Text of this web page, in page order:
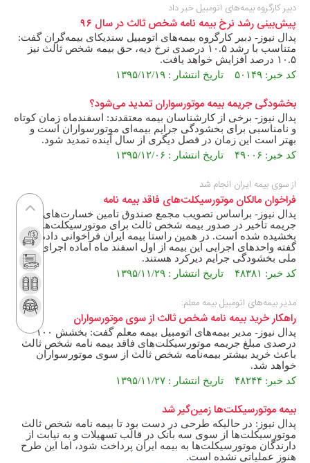
دبیر کارگروه بیمه‌های اتومبیل خبر داد
پیش‌بینی رشد نرخ بیمه نامه شخص ثالث در سال ۹۶
پدال نیوز- دبیر کارگروه بیمه‌های اتومبیل سندیکای بیمه‌گران گفت:
متناسب با رشد ۱۰.۵ درصدی نرخ دیه، حق بیمه شخص ثالث نیز
۱۰.۵ درصد افزایش خواهد یافت.
کد خبر: ۵۰۱۴۹ تاریخ انتشار : ۱۳۹۵/۱۲/۱۹
بخشودگی جریمه بیمه موتورسواران تمدید می‌شود؟
پدال نیوز- برخی از کارشناسان بیمه معتقدند: اسفند‌ماه زمان کوتاه
و نامناسبی برای بخشودگی جرایم بیمه‌ای موتورسواران است و
بهتر است این زمان در فصل دیگری از سال آینده تمدید شود.
کد خبر: ۴۹۰۰۶ تاریخ انتشار : ۱۳۹۵/۱۲/۰۶
از سوی بیمه ایران انجام شد
فراخوان مالکان موتورسیکلت‌های فاقد بیمه نامه
پدال نیوز- براساس تصویب مجمع صندوق تامین خسارت‌های بدنی،
جریمه تاخیر در صدور بیمه شخص ثالث برای موتورسیکلت‌ها
بخشیده شده است. در همین راستا بیمه ایران فراخوانی داده و
گفته واحدهای اجرایی این بیمه از اول اسفند ماه آماده اجرای طرح
ملی بخشودگی جرایم دیرکرد هستند.
کد خبر: ۴۸۳۸۱ تاریخ انتشار : ۱۳۹۵/۱۱/۲۹
مدیر بیمه‌های اتومبیل بیمه معلم:
راهکار خرید بیمه نامه شخص ثالث از سوی موتورسواران
پدال نیوز- مدیر بیمه‌های اتومبیل بیمه معلم گفت: بخشش ۱۰۰
درصدی مبلغ جریمه موتورسیکلت‌های فاقد بیمه نامه شخص ثالث
باعث خرید بیشتر بیمه‌نامه شخص ثالث از سوی موتورسواران
خواهد شد.
کد خبر: ۴۸۲۴۴ تاریخ انتشار : ۱۳۹۵/۱۱/۲۷
بیمه موتورسیکلت‌ها زمین‌گیر شد
پدال نیوز: در حالیکه طرحی در دست بود تا بیمه نامه شخص ثالث
موتورسیکلت‌ها از سوی سه بانک در قالب تسهیلات و به نیابت از
دارندگان موتورسیکلت‌ها به بیمه ایران پرداخت شود، اما این طرح
هنوز عملیاتی نشده است.